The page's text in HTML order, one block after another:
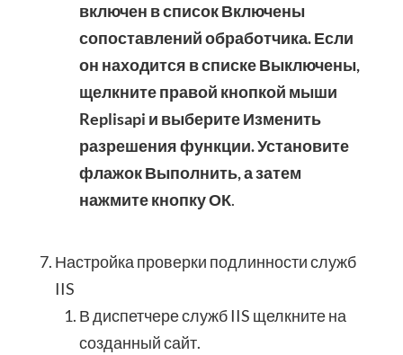
включен в список Включены
сопоставлений обработчика. Если
он находится в списке Выключены,
щелкните правой кнопкой мыши
Replisapi и выберите Изменить
разрешения функции. Установите
флажок Выполнить, а затем
нажмите кнопку ОК.
Настройка проверки подлинности служб
IIS
В диспетчере служб IIS щелкните на
созданный сайт.